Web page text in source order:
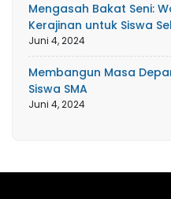
Mengasah Bakat Seni:
Kerajinan untuk Siswa
Juni 4, 2024
Membangun Masa
Siswa SMA
Juni 4, 2024